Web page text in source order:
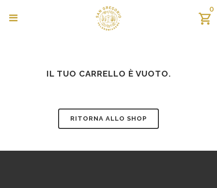
0
IL TUO CARRELLO È VUOTO.
RITORNA ALLO SHOP